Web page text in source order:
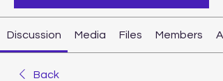
Discussion Media Files Members
Back